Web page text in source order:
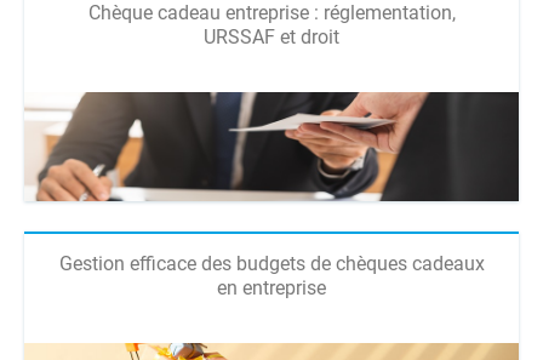
Chèque cadeau entreprise : réglementation,
URSSAF et droit
Gestion efficace des budgets de chèques cadeaux
en entreprise